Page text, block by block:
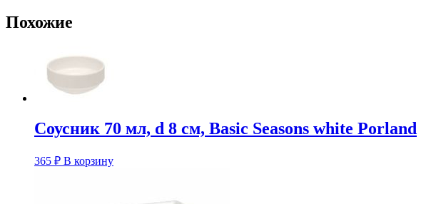
Porland
Похожие
Соусник 70 мл, d 8 см, Basic Seasons white Porland
365 ₽ В корзину